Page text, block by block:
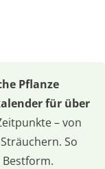
Pflanze
für über
– von
So
Bestform.